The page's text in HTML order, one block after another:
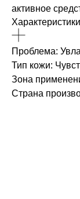
активное
Характеристики
Проблема:
Тип кожи:
Зона
Страна